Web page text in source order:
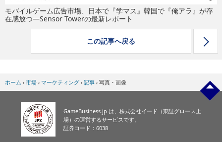
モバイルゲーム広告市場、日本で『学マス』韓国で『俺アラ』が存
在感放つ―Sensor Towerの最新レポート
この記事へ戻る
ホーム › 市場 › マーケティング › 記事 › 写真・画像
GameBusiness.jp は、株式会社イード（東証グロース上
場）の運営するサービスです。
証券コード：6038